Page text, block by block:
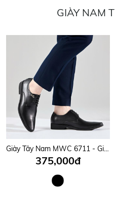
GIÀY NAM
Giày Tây Nam MWC 6711 - Giày Tây Nam Buộc Dây Giả Thanh Lịch Có Họa Tiết Khóa Ấn Tượng, Sang Trọng, Thời Trang.
375,000đ